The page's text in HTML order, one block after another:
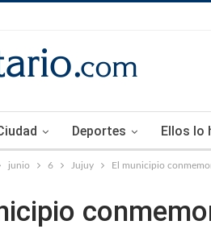
Deportes Ellos lo
junio 6 Jujuy El municipio